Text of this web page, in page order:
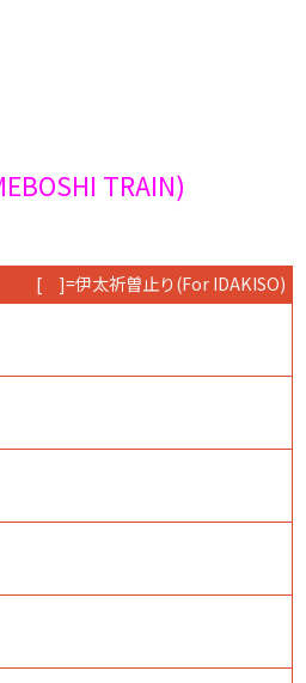
TRAIN)
[ ]=伊太祈曽止り(For IDAKISO)